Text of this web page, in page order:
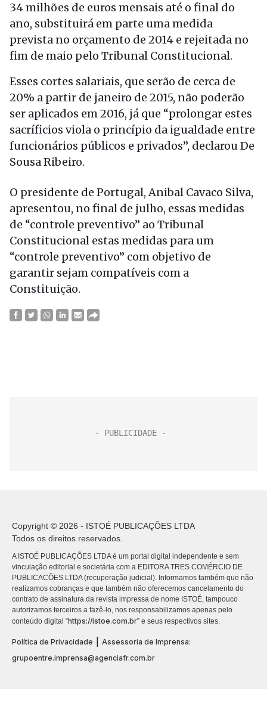
34 milhões de euros mensais até o final do
ano, substituirá em parte uma medida
prevista no orçamento de 2014 e rejeitada no
fim de maio pelo Tribunal Constitucional.
Esses cortes salariais, que serão de cerca de
20% a partir de janeiro de 2015, não poderão
ser aplicados em 2016, já que “prolongar estes
sacríficios viola o princípio da igualdade entre
funcionários públicos e privados”, declarou De
Sousa Ribeiro.
O presidente de Portugal, Anibal Cavaco Silva,
apresentou, no final de julho, essas medidas
de “controle preventivo” ao Tribunal
Constitucional estas medidas para um
“controle preventivo” com objetivo de
garantir sejam compatíveis com a
Constituição.
Copyright © 2026 - ISTOÉ PUBLICAÇÕES LTDA
Todos os direitos reservados.
A ISTOÉ PUBLICAÇÕES LTDA é um portal digital independente e sem
vinculação editorial e societária com a EDITORA TRES COMÉRCIO DE
PUBLICACÕES LTDA (recuperação judicial). Informamos também que não
realizamos cobranças e que também não oferecemos cancelamento do
contrato de assinatura da revista impressa de nome ISTOÉ, tampouco
autorizamos terceiros a fazê-lo, nos responsabilizamos apenas pelo
conteúdo digital “https://istoe.com.br” e seus respectivos sites.
Política de Privacidade
Assessoria de Imprensa:
grupoentre.imprensa@agenciafr.com.br